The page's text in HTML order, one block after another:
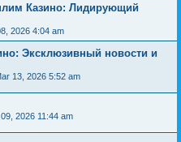
Казино: Лидирующий
2026 4:04 am
Эксклюзивный новости и
13, 2026 5:52 am
2026 11:44 am